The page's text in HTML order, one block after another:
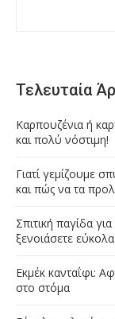
Τελευταία
Καρπουζένια ή
και πολύ νόστιμη!
Γιατί γεμίζουμε
και πώς να τα
Σπιτική παγίδα
ξενοιάσετε εύκολα
Εκμέκ κανταΐφι:
στο στόμα